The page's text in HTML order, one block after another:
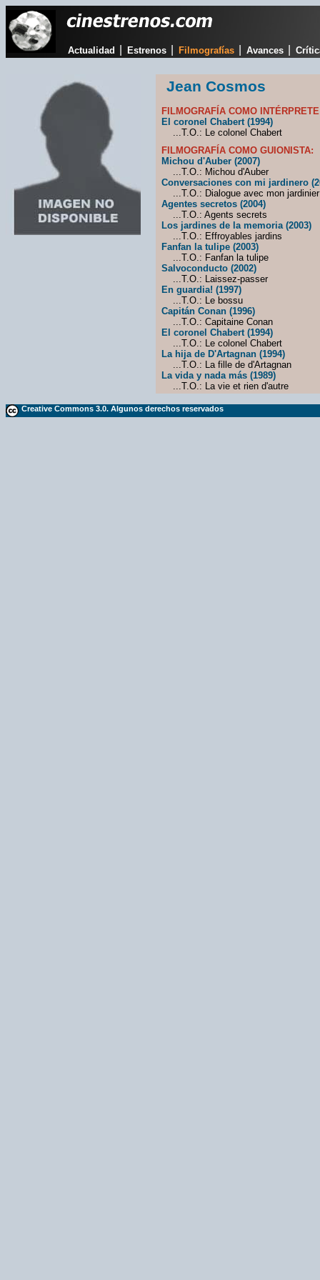
Actualidad Estrenos Filmografías Avances
Jean Cosmos
FILMOGRAFÍA COMO
El coronel Chabert (1994)
...T.O.: Le colonel Chabert
FILMOGRAFÍA COMO GUIONISTA:
Michou d'Auber (2007)
...T.O.: Michou d'Auber
Conversaciones con mi jardinero
...T.O.: Dialogue avec mon jardinier
Agentes secretos (2004)
...T.O.: Agents secrets
Los jardines de la memoria (2003)
...T.O.: Effroyables jardins
Fanfan la tulipe (2003)
...T.O.: Fanfan la tulipe
Salvoconducto (2002)
...T.O.: Laissez-passer
En guardia! (1997)
...T.O.: Le bossu
Capitán Conan (1996)
...T.O.: Capitaine Conan
El coronel Chabert (1994)
...T.O.: Le colonel Chabert
La hija de D'Artagnan (1994)
...T.O.: La fille de d'Artagnan
La vida y nada más (1989)
...T.O.: La vie et rien d'autre
Creative Commons 3.0. Algunos derechos reservados